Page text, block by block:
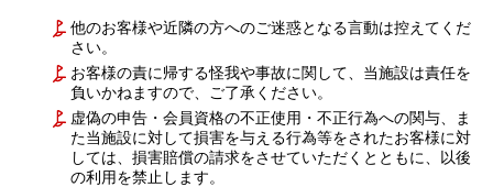
他のお客様や近隣の方へのご迷惑となる言動は控えてくだ
さい。
お客様の責に帰する怪我や事故に関して、当施設は責任を
負いかねますので、ご了承ください。
虚偽の申告・会員資格の不正使用・不正行為への関与、ま
た当施設に対して損害を与える行為等をされたお客様に対
しては、損害賠償の請求をさせていただくとともに、以後
の利用を禁止します。